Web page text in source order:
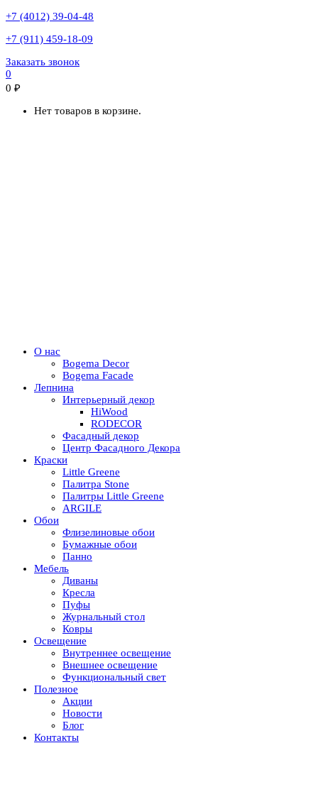
+7 (4012) 39-04-48
+7 (911) 459-18-09
Заказать звонок
0
0 ₽
Нет товаров в корзине.
О нас
Bogema Decor
Bogema Facade
Лепнина
Интерьерный декор
HiWood
RODECOR
Фасадный декор
Центр Фасадного Декора
Краски
Little Greene
Палитра Stone
Палитры Little Greene
ARGILE
Обои
Флизелиновые обои
Бумажные обои
Панно
Мебель
Диваны
Кресла
Пуфы
Журнальный стол
Ковры
Освещение
Внутреннее освещение
Внешнее освещение
Функциональный свет
Полезное
Акции
Новости
Блог
Контакты